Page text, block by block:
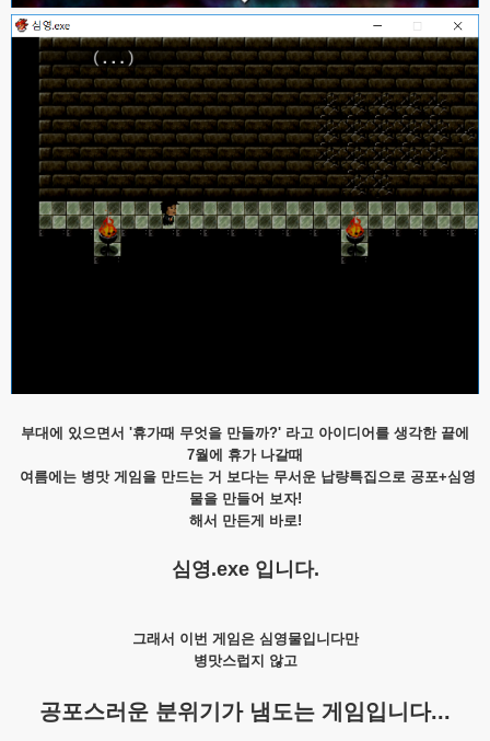
부대에 있으면서 '휴가때 무엇을 만들까?' 라고 아이디어를 생각한 끝에
7월에 휴가 나갈때
여름에는 병맛 게임을 만드는 거 보다는 무서운 납량특집으로 공포+심영
물을 만들어 보자!
해서 만든게 바로!
심영.exe 입니다.
그래서 이번 게임은 심영물입니다만
병맛스럽지 않고
공포스러운 분위기가 냄도는 게임입니다...